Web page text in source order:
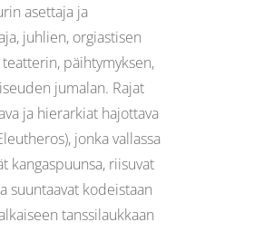
asettaja ja
juhlien, orgiastisen
päihtymyksen,
jumalan. Rajat
ja hierarkiat hajottava
jonka vallassa
kangaspuunsa, riisuvat
suuntaavat kodeistaan
tanssilaukkaan